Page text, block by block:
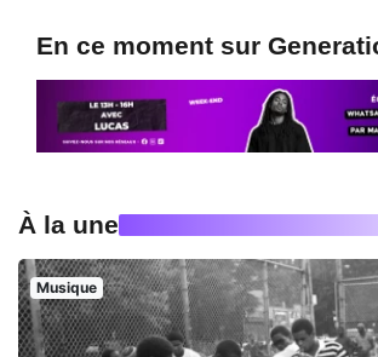
En ce moment sur
À la une
Musique